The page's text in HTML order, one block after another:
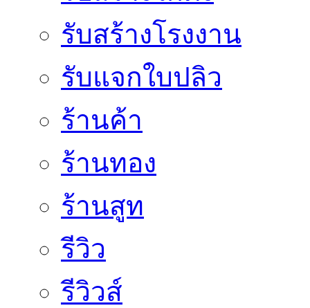
รับสร้างโรงงาน
รับแจกใบปลิว
ร้านค้า
ร้านทอง
ร้านสูท
รีวิว
รีวิวส์